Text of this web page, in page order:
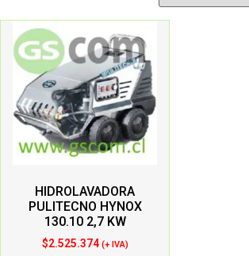
HIDROLAVADORA
PULITECNO HYNOX
130.10 2,7 KW
$2.525.374 (+ IVA)